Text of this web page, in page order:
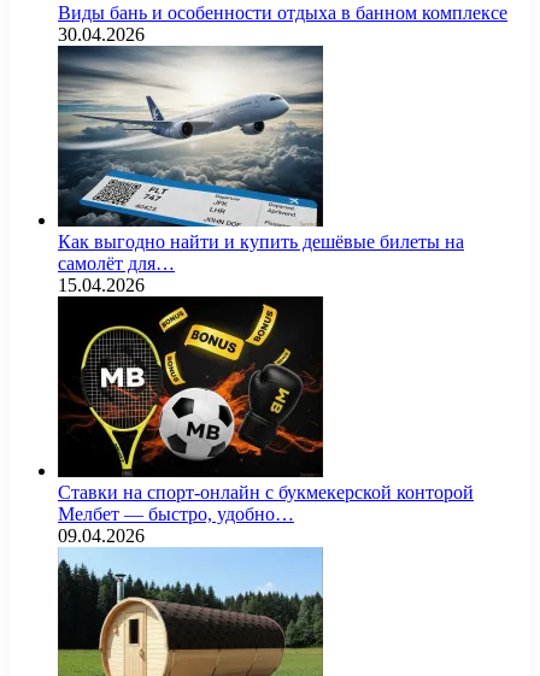
Виды бань и особенности отдыха в банном комплексе
30.04.2026
Как выгодно найти и купить дешёвые билеты на
самолёт для…
15.04.2026
Ставки на спорт-онлайн с букмекерской конторой
Мелбет — быстро, удобно…
09.04.2026